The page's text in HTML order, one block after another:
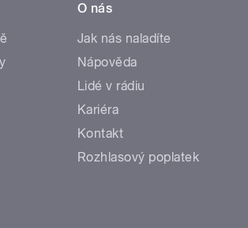
O nás
Jak nás naladíte
Nápověda
Lidé v rádiu
Kariéra
Kontakt
Rozhlasový poplatek